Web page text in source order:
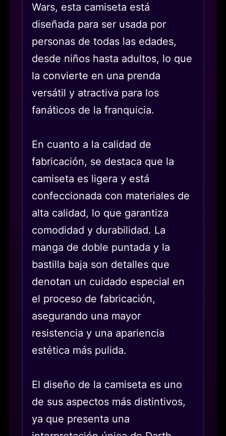
Wars, esta camiseta está
diseñada para ser usada por
personas de todas las edades,
desde niños hasta adultos, lo que
la convierte en una prenda
versátil y atractiva para los
fanáticos de la franquicia.
En cuanto a la calidad de
fabricación, se destaca que la
camiseta es ligera y está
confeccionada con materiales de
alta calidad, lo que garantiza
comodidad y durabilidad. La
manga de doble puntada y la
bastilla baja son detalles que
denotan un cuidado especial en
el proceso de fabricación,
asegurando una mayor
resistencia y una apariencia
estética más pulida.
El diseño de la camiseta es uno
de sus aspectos más distintivos,
ya que presenta una